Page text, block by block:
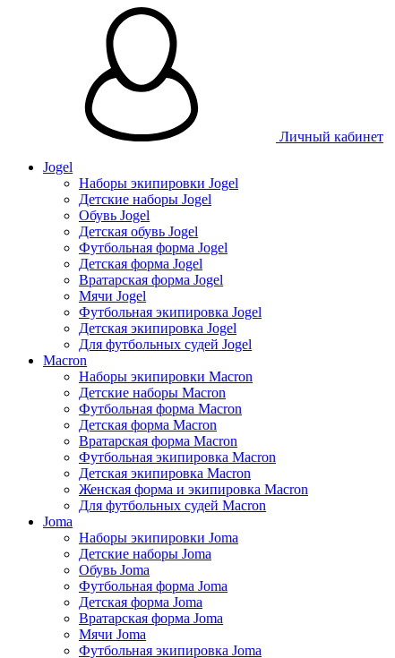
Личный кабинет
Jogel
Наборы экипировки Jogel
Детские наборы Jogel
Обувь Jogel
Детская обувь Jogel
Футбольная форма Jogel
Детская форма Jogel
Вратарская форма Jogel
Мячи Jogel
Футбольная экипировка Jogel
Детская экипировка Jogel
Для футбольных судей Jogel
Macron
Наборы экипировки Macron
Детские наборы Macron
Футбольная форма Macron
Детская форма Macron
Вратарская форма Macron
Футбольная экипировка Macron
Детская экипировка Macron
Женская форма и экипировка Macron
Для футбольных судей Macron
Joma
Наборы экипировки Joma
Детские наборы Joma
Обувь Joma
Футбольная форма Joma
Детская форма Joma
Вратарская форма Joma
Мячи Joma
Футбольная экипировка Joma